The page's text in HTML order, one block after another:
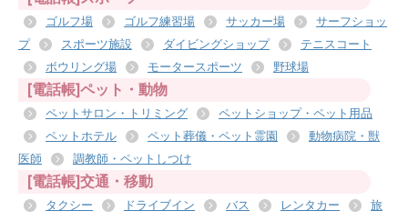
ゴルフ場 ゴルフ練習場 サッカー場
サーフショッ
プ
スポーツ施設 ダイビングショップ
テニスコート
ボウリング場
モータースポーツ 野球場
[電話帳]ペット・動物
ペットサロン・トリミング
ペットショップ・ペット用品
ペットホテル
ペット葬儀・ペット霊園
動物病院・獣
医師
調教師・ペットしつけ
[電話帳]交通・移動
タクシー ドライブイン バス レンタカー
旅